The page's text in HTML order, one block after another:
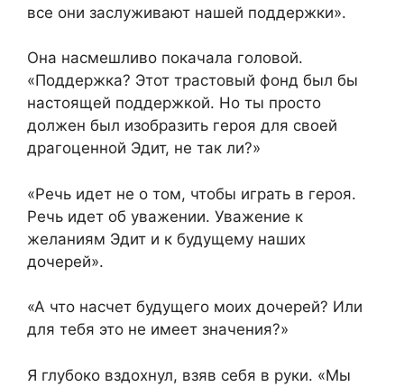
все они заслуживают нашей поддержки».
Она насмешливо покачала головой.
«Поддержка? Этот трастовый фонд был бы
настоящей поддержкой. Но ты просто
должен был изобразить героя для своей
драгоценной Эдит, не так ли?»
«Речь идет не о том, чтобы играть в героя.
Речь идет об уважении. Уважение к
желаниям Эдит и к будущему наших
дочерей».
«А что насчет будущего моих дочерей? Или
для тебя это не имеет значения?»
Я глубоко вздохнул, взяв себя в руки. «Мы